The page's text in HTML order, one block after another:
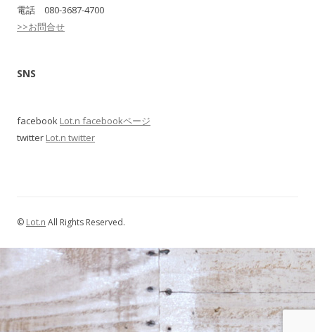
電話 080-3687-4700
>>お問合せ
SNS
facebook Lot.n facebookページ
twitter Lot.n twitter
© Lot.n All Rights Reserved.